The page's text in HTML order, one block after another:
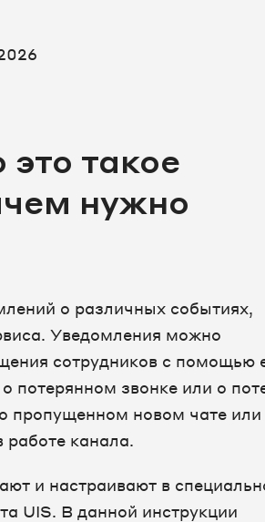
это такое
нужно
о различных событиях,
Уведомления можно
сотрудников с помощью
потерянном звонке или о
пропущенном новом чате
канала.
и настраивают в
UIS. В данной инструкции